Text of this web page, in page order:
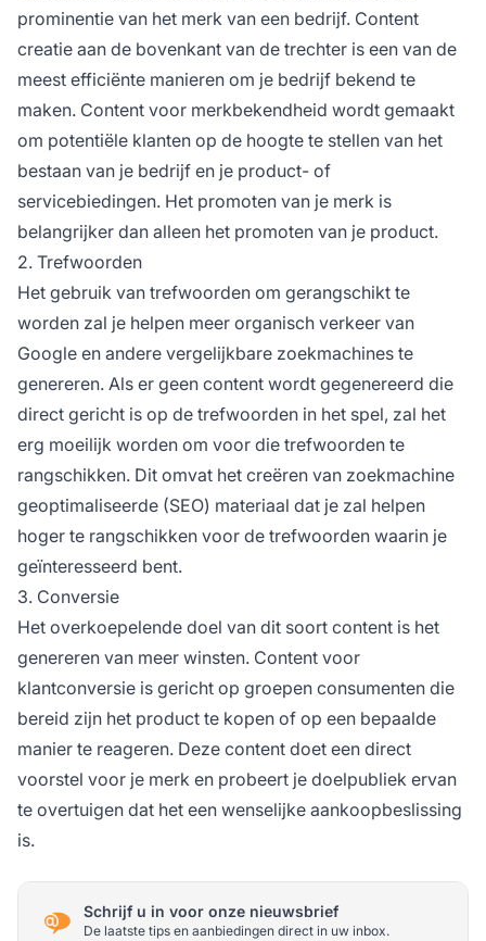
prominentie van het merk van een bedrijf. Content
creatie aan de bovenkant van de trechter is een van de
meest efficiënte manieren om je bedrijf bekend te
maken. Content voor merkbekendheid wordt gemaakt
om potentiële klanten op de hoogte te stellen van het
bestaan van je bedrijf en je product- of
servicebiedingen. Het promoten van je merk is
belangrijker dan alleen het promoten van je product.
2. Trefwoorden
Het gebruik van trefwoorden om gerangschikt te
worden zal je helpen meer organisch verkeer van
Google en andere vergelijkbare zoekmachines te
genereren. Als er geen content wordt gegenereerd die
direct gericht is op de trefwoorden in het spel, zal het
erg moeilijk worden om voor die trefwoorden te
rangschikken. Dit omvat het creëren van zoekmachine
geoptimaliseerde (SEO) materiaal dat je zal helpen
hoger te rangschikken voor de trefwoorden waarin je
geïnteresseerd bent.
3. Conversie
Het overkoepelende doel van dit soort content is het
genereren van meer winsten. Content voor
klantconversie is gericht op groepen consumenten die
bereid zijn het product te kopen of op een bepaalde
manier te reageren. Deze content doet een direct
voorstel voor je merk en probeert je doelpubliek ervan
te overtuigen dat het een wenselijke aankoopbeslissing
is.
Schrijf u in voor onze nieuwsbrief
De laatste tips en aanbiedingen direct in uw inbox.